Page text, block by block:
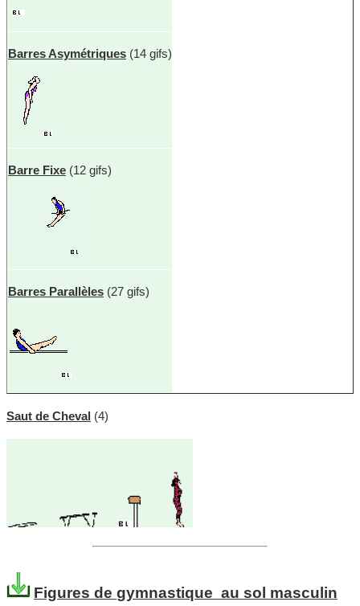
Barres Asymétriques (14 gifs)
Barre Fixe (12 gifs)
Barres Parallèles (27 gifs)
Saut de Cheval (4)
Figures de gymnastique au sol masculin